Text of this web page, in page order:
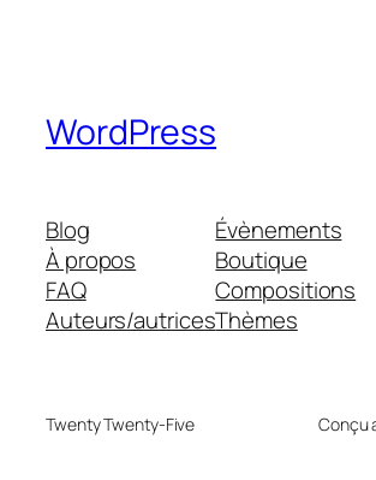
WordPress
Blog
À propos
FAQ
Auteurs/autrices
Évènements
Boutique
Compositions
Thèmes
Twenty Twenty-Five Conçu